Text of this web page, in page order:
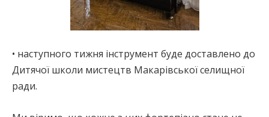
• наступного тижня інструмент буде доставлено до
Дитячої школи мистецтв Макарівської селищної
ради.